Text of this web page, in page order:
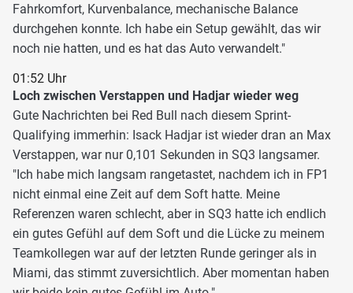
Fahrkomfort, Kurvenbalance, mechanische Balance
durchgehen konnte. Ich habe ein Setup gewählt, das wir
noch nie hatten, und es hat das Auto verwandelt."
01:52 Uhr
Loch zwischen Verstappen und Hadjar wieder weg
Gute Nachrichten bei Red Bull nach diesem Sprint-
Qualifying immerhin: Isack Hadjar ist wieder dran an Max
Verstappen, war nur 0,101 Sekunden in SQ3 langsamer.
"Ich habe mich langsam rangetastet, nachdem ich in FP1
nicht einmal eine Zeit auf dem Soft hatte. Meine
Referenzen waren schlecht, aber in SQ3 hatte ich endlich
ein gutes Gefühl auf dem Soft und die Lücke zu meinem
Teamkollegen war auf der letzten Runde geringer als in
Miami, das stimmt zuversichtlich. Aber momentan haben